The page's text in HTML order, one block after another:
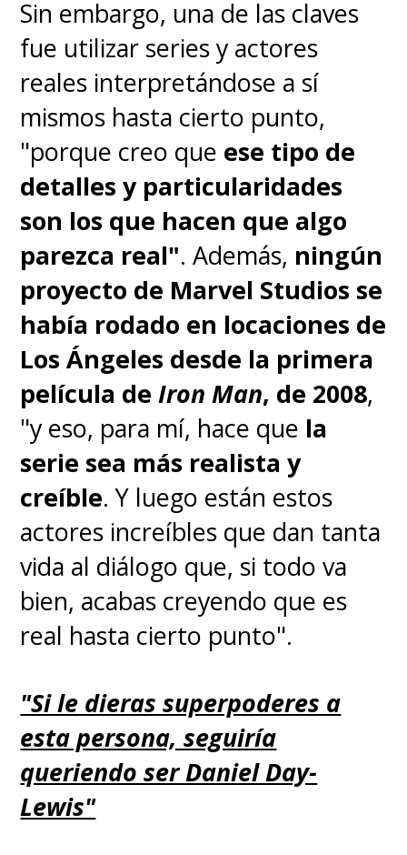
Sin embargo, una de las claves
fue utilizar series y actores
reales interpretándose a sí
mismos hasta cierto punto,
"porque creo que ese tipo de
detalles y particularidades
son los que hacen que algo
parezca real". Además, ningún
proyecto de Marvel Studios se
había rodado en locaciones de
Los Ángeles desde la primera
película deIron Man, de 2008,
"y eso, para mí, hace que la
serie sea más realista y
creíble. Y luego están estos
actores increíbles que dan tanta
vida al diálogo que, si todo va
bien, acabas creyendo que es
real hasta cierto punto".
"Si le dieras superpoderes a
esta persona, seguiría
queriendo ser Daniel Day-
Lewis"